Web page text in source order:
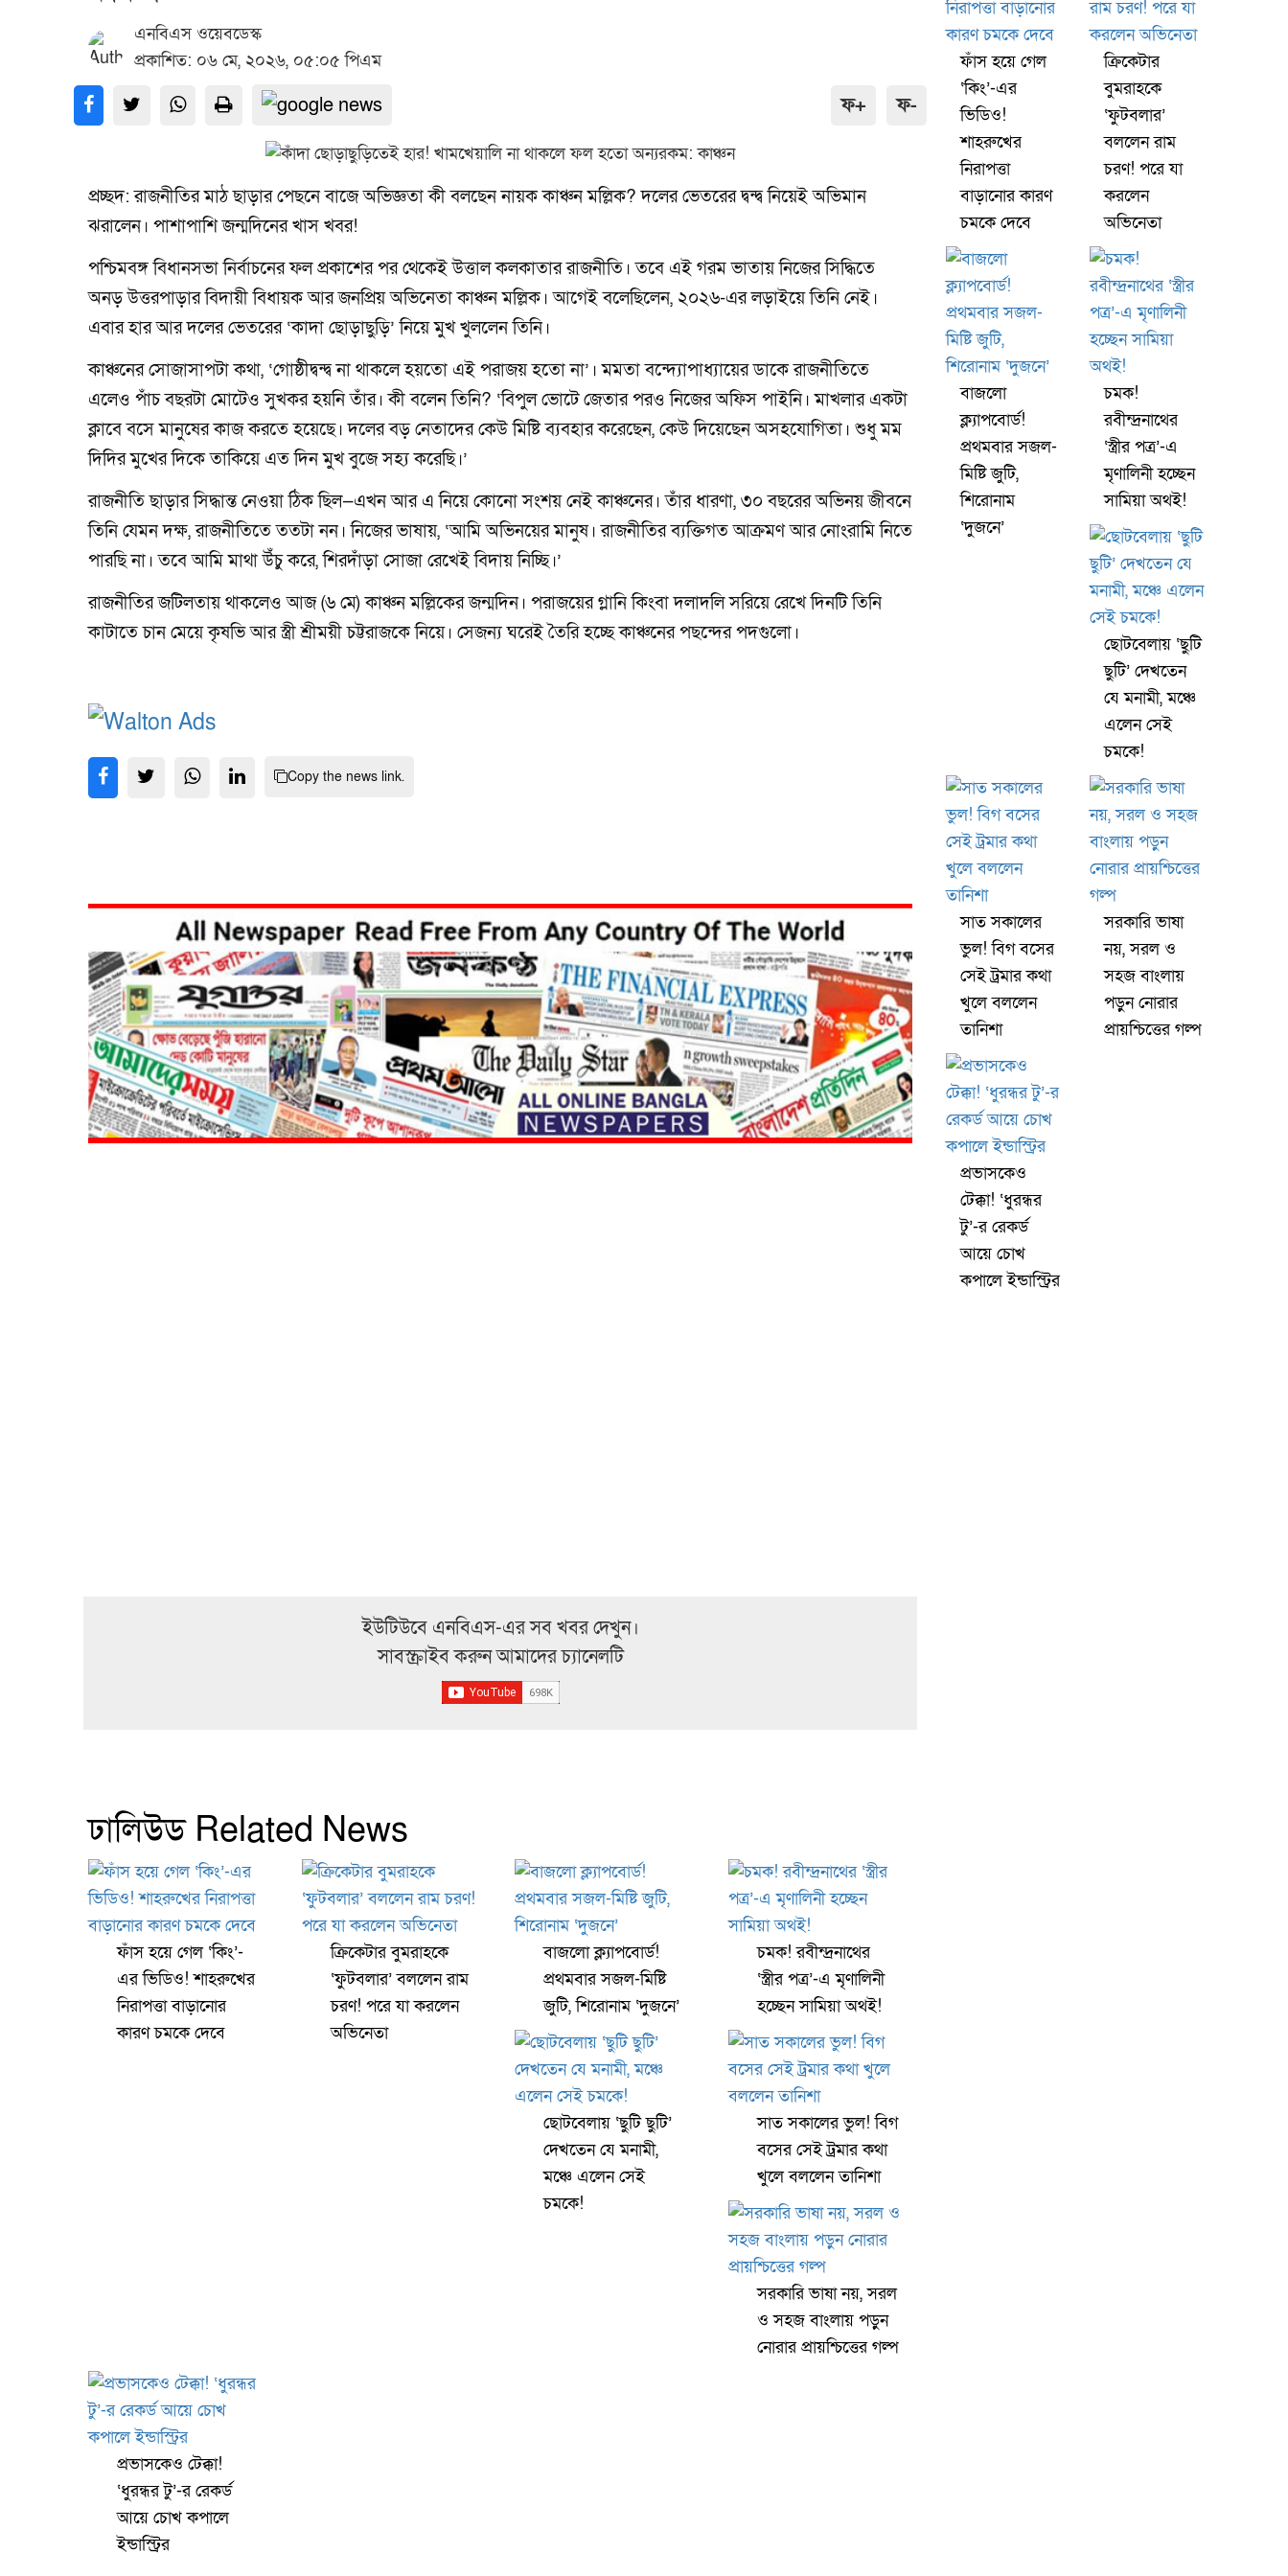
এনবিএস ওয়েবডেস্ক
প্রকাশিত: ০৬ মে, ২০২৬, ০৫:০৫ পিএম
ফ+ ফ-
প্রচ্ছদ: রাজনীতির মাঠ ছাড়ার পেছনে বাজে অভিজ্ঞতা কী বলছেন নায়ক কাঞ্চন মল্লিক? দলের ভেতরের দ্বন্দ্ব নিয়েই অভিমান
ঝরালেন। পাশাপাশি জন্মদিনের খাস খবর!
পশ্চিমবঙ্গ বিধানসভা নির্বাচনের ফল প্রকাশের পর থেকেই উত্তাল কলকাতার রাজনীতি। তবে এই গরম ভাতায় নিজের সিদ্ধিতে
অনড় উত্তরপাড়ার বিদায়ী বিধায়ক আর জনপ্রিয় অভিনেতা কাঞ্চন মল্লিক। আগেই বলেছিলেন, ২০২৬-এর লড়াইয়ে তিনি নেই।
এবার হার আর দলের ভেতরের ‘কাদা ছোড়াছুড়ি’ নিয়ে মুখ খুললেন তিনি।
কাঞ্চনের সোজাসাপটা কথা, ‘গোষ্ঠীদ্বন্দ্ব না থাকলে হয়তো এই পরাজয় হতো না’। মমতা বন্দ্যোপাধ্যায়ের ডাকে রাজনীতিতে
এলেও পাঁচ বছরটা মোটেও সুখকর হয়নি তাঁর। কী বলেন তিনি? ‘বিপুল ভোটে জেতার পরও নিজের অফিস পাইনি। মাখলার একটা
ক্লাবে বসে মানুষের কাজ করতে হয়েছে। দলের বড় নেতাদের কেউ মিষ্টি ব্যবহার করেছেন, কেউ দিয়েছেন অসহযোগিতা। শুধু মম
দিদির মুখের দিকে তাকিয়ে এত দিন মুখ বুজে সহ্য করেছি।’
রাজনীতি ছাড়ার সিদ্ধান্ত নেওয়া ঠিক ছিল—এখন আর এ নিয়ে কোনো সংশয় নেই কাঞ্চনের। তাঁর ধারণা, ৩০ বছরের অভিনয় জীবনে
তিনি যেমন দক্ষ, রাজনীতিতে ততটা নন। নিজের ভাষায়, ‘আমি অভিনয়ের মানুষ। রাজনীতির ব্যক্তিগত আক্রমণ আর নোংরামি নিতে
পারছি না। তবে আমি মাথা উঁচু করে, শিরদাঁড়া সোজা রেখেই বিদায় নিচ্ছি।’
রাজনীতির জটিলতায় থাকলেও আজ (৬ মে) কাঞ্চন মল্লিকের জন্মদিন। পরাজয়ের গ্লানি কিংবা দলাদলি সরিয়ে রেখে দিনটি তিনি
কাটাতে চান মেয়ে কৃষভি আর স্ত্রী শ্রীময়ী চট্টরাজকে নিয়ে। সেজন্য ঘরেই তৈরি হচ্ছে কাঞ্চনের পছন্দের পদগুলো।
Copy the news link.
ইউটিউবে এনবিএস-এর সব খবর দেখুন।
সাবস্ক্রাইব করুন আমাদের চ্যানেলটি
ঢালিউড Related News
ফাঁস হয়ে গেল ‘কিং’-
এর ভিডিও! শাহরুখের
নিরাপত্তা বাড়ানোর
কারণ চমকে দেবে
ক্রিকেটার বুমরাহকে
‘ফুটবলার’ বললেন রাম
চরণ! পরে যা করলেন
অভিনেতা
বাজলো ক্ল্যাপবোর্ড!
প্রথমবার সজল-মিষ্টি
জুটি, শিরোনাম ‘দুজনে’
চমক! রবীন্দ্রনাথের
‘স্ত্রীর পত্র’-এ মৃণালিনী
হচ্ছেন সামিয়া অথই!
ছোটবেলায় ‘ছুটি ছুটি’
দেখতেন যে মনামী,
মঞ্চে এলেন সেই
চমকে!
সাত সকালের ভুল! বিগ
বসের সেই ট্রমার কথা
খুলে বললেন তানিশা
সরকারি ভাষা নয়, সরল
ও সহজ বাংলায় পড়ুন
নোরার প্রায়শ্চিত্তের গল্প
প্রভাসকেও টেক্কা!
‘ধুরন্ধর টু’-র রেকর্ড
আয়ে চোখ কপালে
ইন্ডাস্ট্রির
ফাঁস হয়ে গেল
‘কিং’-এর
ভিডিও!
শাহরুখের
নিরাপত্তা
বাড়ানোর কারণ
চমকে দেবে
ক্রিকেটার
বুমরাহকে
‘ফুটবলার’
বললেন রাম
চরণ! পরে যা
করলেন
অভিনেতা
বাজলো
ক্ল্যাপবোর্ড!
প্রথমবার সজল-
মিষ্টি জুটি,
শিরোনাম
‘দুজনে’
চমক!
রবীন্দ্রনাথের
‘স্ত্রীর পত্র’-এ
মৃণালিনী হচ্ছেন
সামিয়া অথই!
ছোটবেলায় ‘ছুটি
ছুটি’ দেখতেন
যে মনামী, মঞ্চে
এলেন সেই
চমকে!
সাত সকালের
ভুল! বিগ বসের
সেই ট্রমার কথা
খুলে বললেন
তানিশা
সরকারি ভাষা
নয়, সরল ও
সহজ বাংলায়
পড়ুন নোরার
প্রায়শ্চিত্তের গল্প
প্রভাসকেও
টেক্কা! ‘ধুরন্ধর
টু’-র রেকর্ড
আয়ে চোখ
কপালে ইন্ডাস্ট্রির